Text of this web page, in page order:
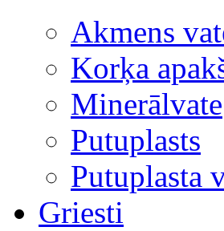
Akmens
Korķa
Minerālvate
Putuplasts
Putuplasta
Griesti